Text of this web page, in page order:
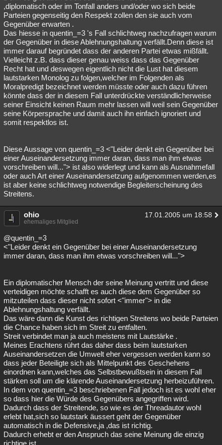
,diplomatisch oder im Tonfall anders und/oder wo sich beide
Parteien gegenseitig den Respekt zollen den sie auch vom
Gegenüber erwarten .
Das hiesse in quentin_=3 's Fall schlichtweg nachzufragen warum
der Gegenüber in diese Ablehnungshaltung verfällt.Denn diese ist
immer darauf begründet dass der anderen Partei etwas mißfällt.
Vielleicht z.B. dass dieser genau weiss dass das Gegenüber
Recht hat und deswegen eigentlich nicht die Lust hat diesem
lautstarken Monolog zu folgen,welcher im Folgenden als
Moralpredigt bezeichnet werden müsste oder auch dazu führen
könnte dass der in diesem Fall unterdrückte verständlicherweise
seiner Einsicht keinen Raum mehr lassen will weil sein Gegenüber
seine Körpersprache und damit auch ihn einfach ignoriert und
somit respektlos ist.
Diese Aussage von quentin_=3 <"Leider denkt ein Gegenüber bei
einer Auseinandersetzung immer daran, dass man ihm etwas
vorschreiben will..."> ist also widerlegt und kann als Ausnahmefall
oder auch Art einer Auseinandersetzung aufgenommen werden,es
ist aber keine schlichtweg notwendige Begleiterscheinung des
Streitens.
ohio 17.01.2005 um 18:58
ehemaliges Mitglied
@quentin_=3
<"Leider denkt ein Gegenüber bei einer Auseinandersetzung
immer daran, dass man ihm etwas vorschreiben will...">
Ein diplomatischer Mensch der seine Meinung vertritt und diese
verteidigen möchte schafft es auch diese dem Gegenüber so
mitzuteilen dass dieser nicht sofort <"immer"> in die
Ablehnungshaltung verfällt.
Das wäre dann die Kunst des richtigen Streitens wo beide Parteien
die Chance haben sich im Streit zu entfalten.
Streit verbindet man ja auch meistens mit Lautstärke .
Meines Erachtens rührt das daher dass beim lautstarken
Auseinandersetzen die Umwelt eher vergessen werden kann so
dass jeder Beteiligte sich als Mittelpunkt des Geschehens
einordnen kann,welches das Selbstbewußtsein in diesem Fall
stärken soll um die klärende Auseinandersetzung herbeizuführen.
In dem von quentin_=3 beschriebenen Fall jedoch ist es wohl eher
so dass hier die Würde des Gegenübers angegriffen wird.
Dadurch dass der Streitende, so wie es der Threadautor wohl
erlebt hat,sich so lautstark äussert geht der Gegenüber
automatisch in die Defensive,ja ,das ist richtig.
Dadurch erhebt er den Anspruch das seine Meinung die einzig
richtige ist.